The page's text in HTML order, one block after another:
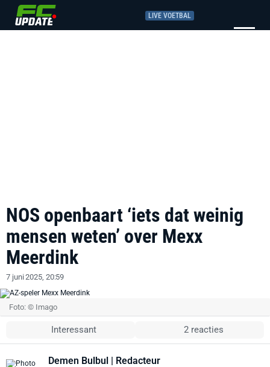
LIVE VOETBAL
NOS openbaart ‘iets dat weinig
mensen weten’ over Mexx
Meerdink
7 juni 2025, 20:59
Foto: © Imago
Interessant 2 reacties
Demen Bulbul | Redacteur